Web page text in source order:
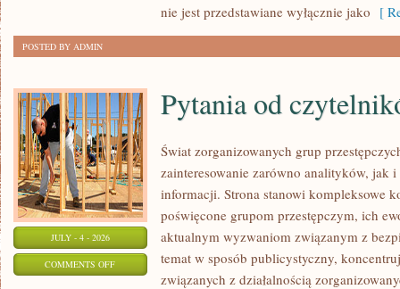
nie jest przedstawiane wyłącznie jako [
POSTED BY ADMIN
JULY - 4 - 2026
COMMENTS OFFON
Pytania od
Świat zorganizowanych grup
zainteresowanie zarówno analityków, jak
informacji. Strona stanowi kompleksowe
poświęcone grupom przestępczym, ich
aktualnym wyzwaniom związanym z
temat w sposób publicystyczny,
związanych z działalnością